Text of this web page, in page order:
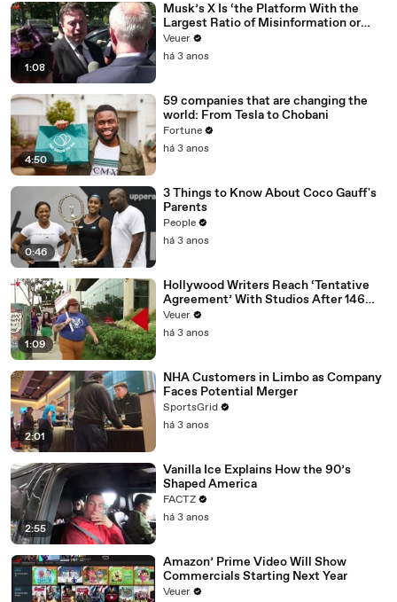
1:08
Musk’s X Is ‘the Platform With the
Largest Ratio of Misinformation or
Disinformation’ Amongst All Social
Media Platforms
Veuer
há 3 anos
4:50
59 companies that are changing the
world: From Tesla to Chobani
Fortune
há 3 anos
0:46
3 Things to Know About Coco Gauff's
Parents
People
há 3 anos
1:09
Hollywood Writers Reach ‘Tentative
Agreement’ With Studios After 146
Day Strike
Veuer
há 3 anos
2:01
NHA Customers in Limbo as Company
Faces Potential Merger
SportsGrid
há 3 anos
2:55
Vanilla Ice Explains How the 90’s
Shaped America
FACTZ
há 3 anos
Amazon’ Prime Video Will Show
Commercials Starting Next Year
Veuer